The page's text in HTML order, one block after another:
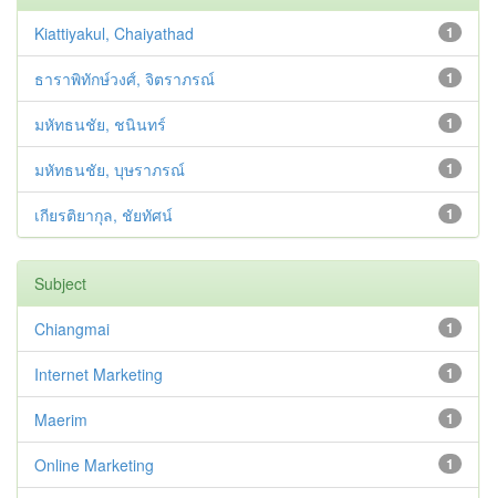
1
Kiattiyakul, Chaiyathad
1
ธาราพิทักษ์วงศ์, จิตราภรณ์
1
มหัทธนชัย, ชนินทร์
1
มหัทธนชัย, บุษราภรณ์
1
เกียรติยากุล, ชัยทัศน์
Subject
1
Chiangmai
1
Internet Marketing
1
Maerim
1
Online Marketing